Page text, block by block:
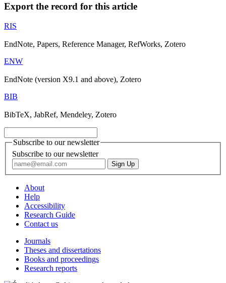
Export the record for this article
RIS
EndNote, Papers, Reference Manager, RefWorks, Zotero
ENW
EndNote (version X9.1 and above), Zotero
BIB
BibTeX, JabRef, Mendeley, Zotero
Subscribe to our newsletter
Subscribe to our newsletter
About
Help
Accessibility
Research Guide
Contact us
Journals
Theses and dissertations
Books and proceedings
Research reports